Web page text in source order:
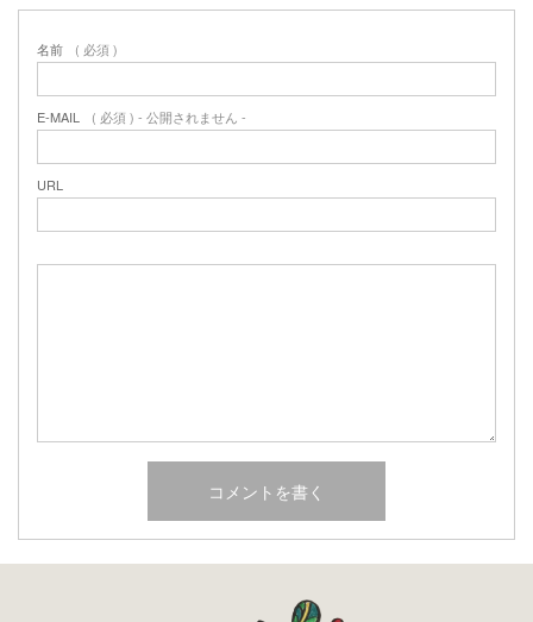
名前 ( 必須 )
E-MAIL ( 必須 ) - 公開されません -
URL